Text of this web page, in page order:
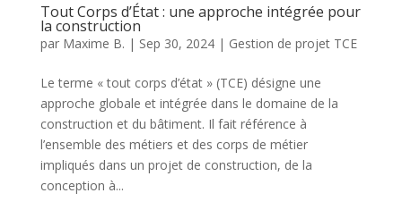
Tout Corps d’État : une approche intégrée pour
la construction
par Maxime B. | Sep 30, 2024| Gestion de projet TCE
Le terme « tout corps d’état » (TCE) désigne une
approche globale et intégrée dans le domaine de la
construction et du bâtiment. Il fait référence à
l’ensemble des métiers et des corps de métier
impliqués dans un projet de construction, de la
conception à...